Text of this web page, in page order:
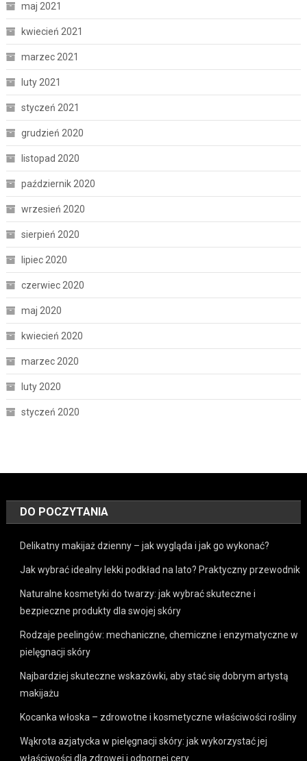
maj 2021
kwiecień 2021
marzec 2021
luty 2021
styczeń 2021
grudzień 2020
listopad 2020
październik 2020
wrzesień 2020
sierpień 2020
lipiec 2020
czerwiec 2020
maj 2020
kwiecień 2020
marzec 2020
luty 2020
styczeń 2020
DO POCZYTANIA
Delikatny makijaż dzienny – jak wygląda i jak go wykonać?
Jak wybrać idealny lekki podkład na lato? Praktyczny przewodnik
Naturalne kosmetyki do twarzy: jak wybrać skuteczne i
bezpieczne produkty dla swojej skóry
Rodzaje peelingów: mechaniczne, chemiczne i enzymatyczne w
pielęgnacji skóry
Najbardziej skuteczne wskazówki, aby stać się dobrym artystą
makijażu
Kocanka włoska – zdrowotne i kosmetyczne właściwości rośliny
Wąkrota azjatycka w pielęgnacji skóry: jak wykorzystać jej
właściwości dla zdrowej i odpornej cery